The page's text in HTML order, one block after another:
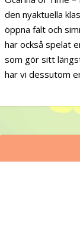
den nyaktuella
öppna fält och
har också spelat
som gör sitt
har vi dessutom